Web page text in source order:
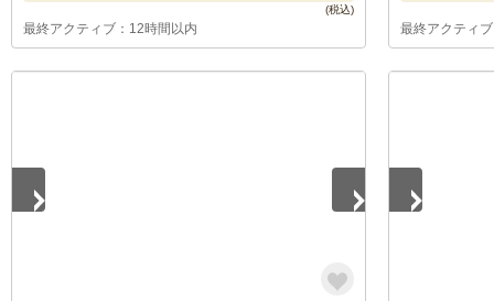
最終アクティブ：12時間以内 最終アクティ